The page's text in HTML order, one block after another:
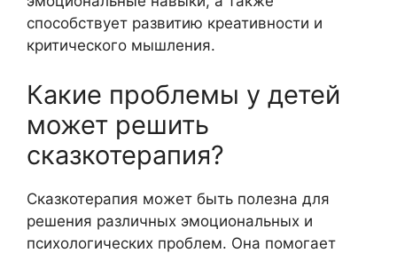
способствует развитию креативности и
критического мышления.
Какие проблемы у детей
может решить
сказкотерапия?
Сказкотерапия может быть полезна для
решения различных эмоциональных и
психологических проблем. Она помогает